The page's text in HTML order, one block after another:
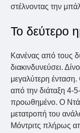
στέλνοντας την
Το δεύτερο
Κανένας από τους
διακινδυνεύσει.
μεγαλύτερη ένταση.
από την διάταξη 4-
προωθημένο. Ο
μετατροπή του
Μόντριτς πλήρως